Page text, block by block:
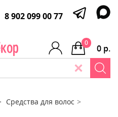
8 902 099 00 77
0 р.
0
Средства для волос